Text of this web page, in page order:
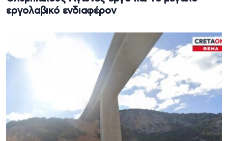
εργολαβικό ενδιαφέρον